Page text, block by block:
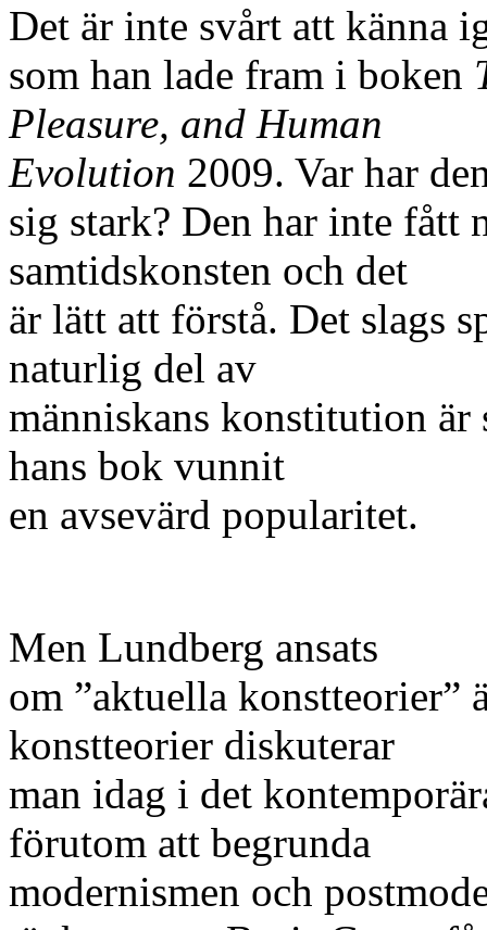
Det är inte svårt att känna
som han lade fram i boken
Pleasure, and Human
Evolution 2009. Var har
sig stark? Den har inte fått
samtidskonsten och det
är lätt att förstå. Det slags
naturlig del av
människans konstitution är
hans bok vunnit
en avsevärd popularitet.
Men Lundberg ansats
om ”aktuella konstteorier”
konstteorier diskuterar
man idag i det
förutom att begrunda
modernismen och